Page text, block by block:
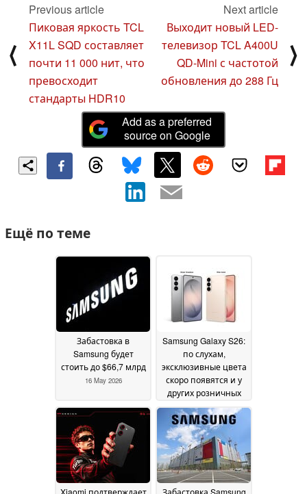
⟨
Previous article
Пиковая яркость TCL
X11L SQD составляет
почти 11 000 нит, что
превосходит
стандарты HDR10
Next article
Выходит новый LED-
телевизор TCL A400U
QD-Mini с частотой
обновления до 288 Гц
⟩
Add as a preferred
source on Google
Ещё по теме
Забастовка в
Samsung будет
стоить до $66,7 млрд
16 May 2026
Samsung Galaxy S26:
по слухам,
эксклюзивные цвета
скоро появятся и у
других розничных
продавцов15 May 2026
Xiaomi подтверждает
Забастовка Samsung